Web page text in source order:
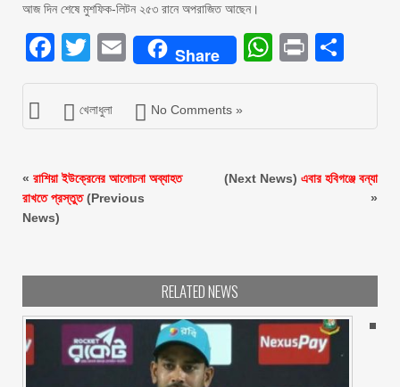
আজ দিন শেষে মুশফিক-লিটন ২৫৩ রানে অপরাজিত আছেন।
Facebook
Twitter
EmailShare Print
খেলাধুলা No Comments »
« রাশিয়া ইউক্রেনের আলোচনা অব্যাহত
রাখতে প্রস্তুত(Previous
News)
(Next News) এবার হবিগঞ্জে বন্যা
»
RELATED NEWS